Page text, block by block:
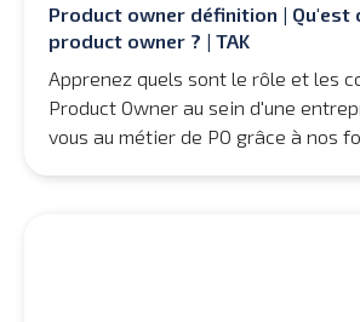
Product owner définition | Qu'est
product owner ? | TAK
Apprenez quels sont le rôle et les
Product Owner au sein d'une
vous au métier de PO grâce à nos